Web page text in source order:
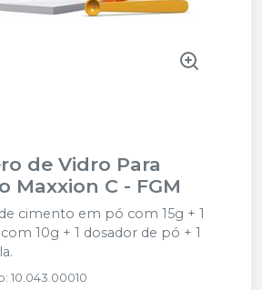
de Vidro Para
Maxxion C - FGM
cimento em pó com 15g + 1
10g + 1 dosador de pó + 1
: 10.043.00010